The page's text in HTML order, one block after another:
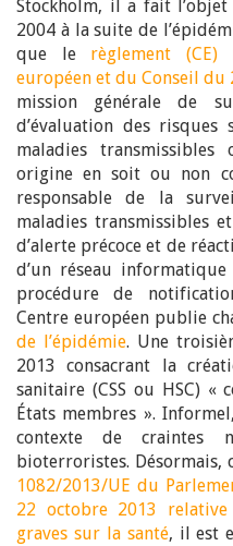
Stockholm, il a fait
2004 à la suite de
que le règlement
européen et du Conseil du
mission générale de
d’évaluation des risques
maladies
origine en soit ou non
responsable de la
maladies transmissibles
d’alerte précoce et de
d’un réseau
procédure de
Centre européen publie
de l’épidémie. Une
2013 consacrant la
sanitaire (CSS ou HSC) «
États membres ».
contexte de craintes
bioterroristes. Désormais,
1082/2013/UE du
22 octobre 2013 relative
graves sur la santé, il est